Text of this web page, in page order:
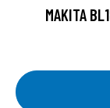
MAKITA